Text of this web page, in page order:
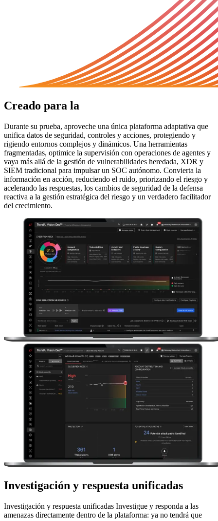
Creado para la
Durante su prueba, aproveche una única plataforma adaptativa que
unifica datos de seguridad, controles y acciones, protegiendo y
rigiendo entornos complejos y dinámicos. Una herramientas
fragmentadas, optimice la supervisión con operaciones de agentes y
vaya más allá de la gestión de vulnerabilidades heredada, XDR y
SIEM tradicional para impulsar un SOC autónomo. Convierta la
información en acción, reduciendo el ruido, priorizando el riesgo y
acelerando las respuestas, los cambios de seguridad de la defensa
reactiva a la gestión estratégica del riesgo y un verdadero facilitador
del crecimiento.
Investigación y respuesta unificadas
Investigación y respuesta unificadas Investigue y responda a las
amenazas directamente dentro de la plataforma: ya no tendrá que